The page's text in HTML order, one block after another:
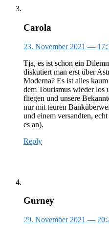
Carola
23. November 2021 —
Tja, es ist schon ein
diskutiert man erst über
Moderna? Es ist alles
dem Tourismus wieder los
fliegen und unsere
nur mit teuren
und einem versandten,
es an).
Reply
Gurney
29. November 2021 —